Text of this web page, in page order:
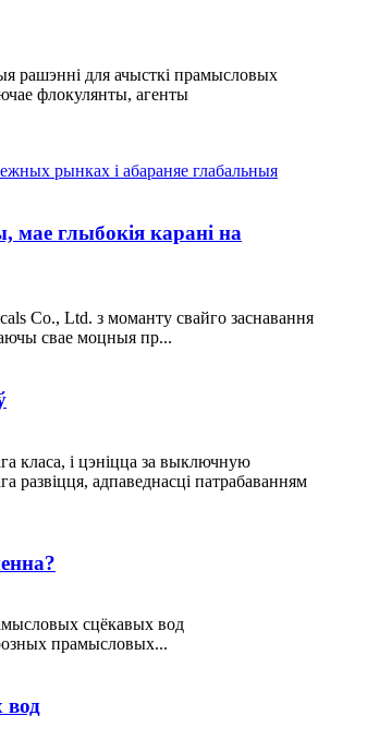
рашэнні для ачысткі прамысловых
флокулянты, агенты
мае глыбокія карані на
Co., Ltd. з моманту свайго заснавання
свае моцныя пр...
класа, і цэніцца за выключную
развіцця, адпаведнасці патрабаванням
сцёкавых вод
прамысловых...
вод